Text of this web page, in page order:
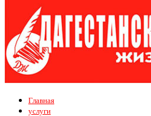
Главная
услуги